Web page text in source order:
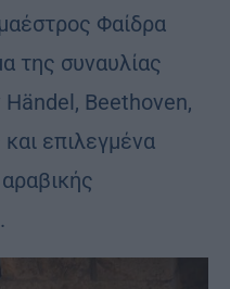
Φαίδρα
της συναυλίας
Beethoven,
επιλεγμένα